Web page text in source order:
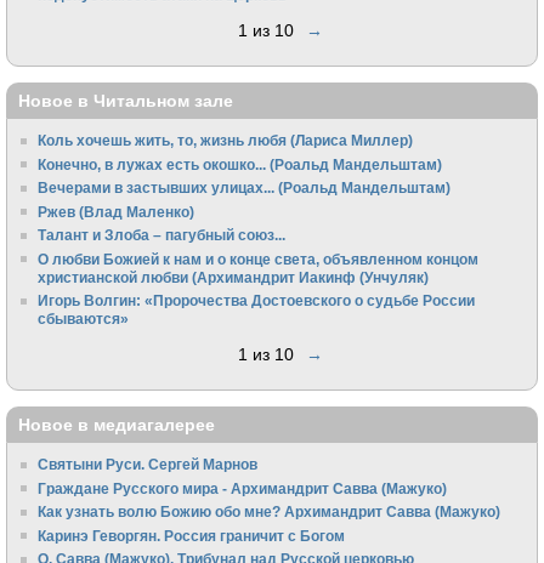
1 из 10 →
Новое в Читальном зале
Коль хочешь жить, то, жизнь любя (Лариса Миллер)
Конечно, в лужах есть окошко... (Роальд Мандельштам)
Вечерами в застывших улицах... (Роальд Мандельштам)
Ржев (Влад Маленко)
Талант и Злоба – пагубный союз...
О любви Божией к нам и о конце света, объявленном концом
христианской любви (Архимандрит Иакинф (Унчуляк)
Игорь Волгин: «Пророчества Достоевского о судьбе России
сбываются»
1 из 10 →
Новое в медиагалерее
Святыни Руси. Сергей Марнов
Граждане Русского мира - Архимандрит Савва (Мажуко)
Как узнать волю Божию обо мне? Архимандрит Савва (Мажуко)
Каринэ Геворгян. Россия граничит с Богом
О. Савва (Мажуко). Трибунал над Русской церковью